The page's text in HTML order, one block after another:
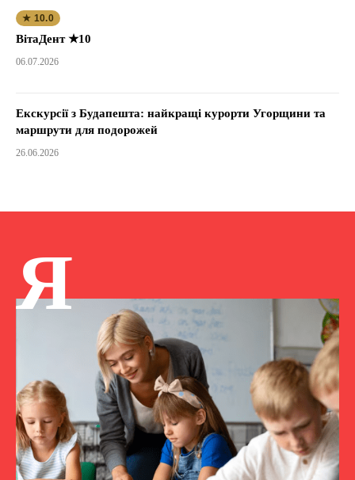
★ 10.0
ВітаДент ★10
06.07.2026
Екскурсії з Будапешта: найкращі курорти Угорщини та
маршрути для подорожей
26.06.2026
Я